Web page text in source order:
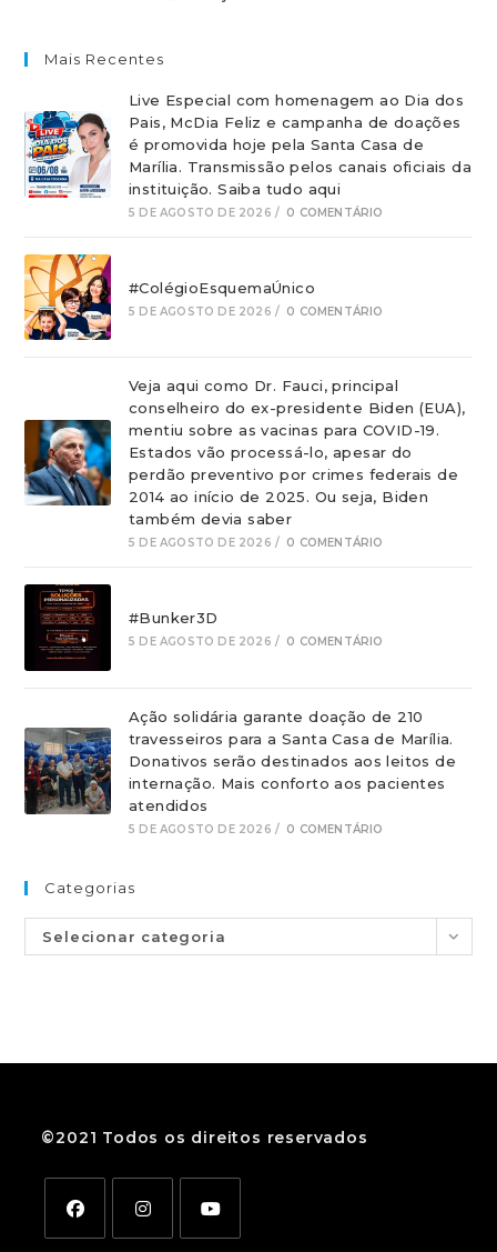
Mais Recentes
Live Especial com homenagem ao Dia dos
Pais, McDia Feliz e campanha de doações
é promovida hoje pela Santa Casa de
Marília. Transmissão pelos canais oficiais da
instituição. Saiba tudo aqui
5 DE AGOSTO DE 2026 / 0 COMENTÁRIO
#ColégioEsquemaÚnico
5 DE AGOSTO DE 2026 / 0 COMENTÁRIO
Veja aqui como Dr. Fauci, principal
conselheiro do ex-presidente Biden (EUA),
mentiu sobre as vacinas para COVID-19.
Estados vão processá-lo, apesar do
perdão preventivo por crimes federais de
2014 ao início de 2025. Ou seja, Biden
também devia saber
5 DE AGOSTO DE 2026 / 0 COMENTÁRIO
#Bunker3D
5 DE AGOSTO DE 2026 / 0 COMENTÁRIO
Ação solidária garante doação de 210
travesseiros para a Santa Casa de Marília.
Donativos serão destinados aos leitos de
internação. Mais conforto aos pacientes
atendidos
5 DE AGOSTO DE 2026 / 0 COMENTÁRIO
Categorias
Selecionar categoria
©2021 Todos os direitos reservados